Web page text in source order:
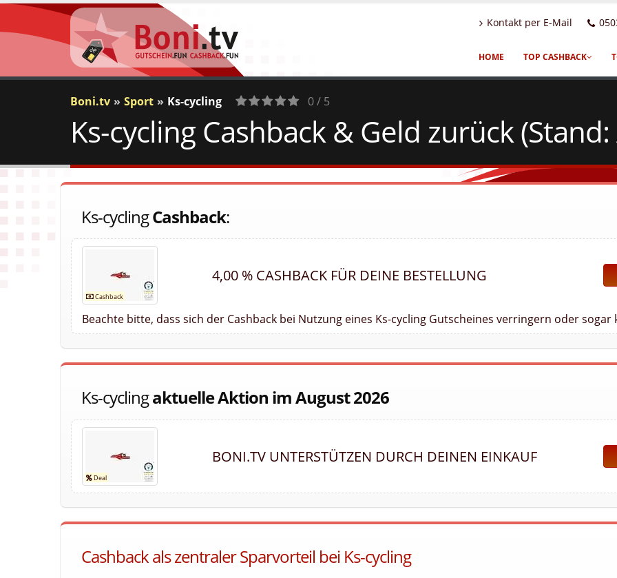
Kontakt per E-Mail
HOME TOP CASHBACK
Boni.tv Sport Ks-cycling
Votes
0 / 5
Ks-cycling Cashback & Geld zurück
Ks-cyclingCashback:
4,00 % CASHBACK FÜR DEINE BESTELLUNG
Beachte bitte, dass sich der Cashback bei Nutzung eines Ks-cycling Gutscheines verringern oder
Ks-cyclingaktuelle Aktion im August 2026
BONI.TV UNTERSTÜTZEN DURCH DEINEN EINKAUF
Cashback als zentraler Sparvorteil bei Ks-cycling